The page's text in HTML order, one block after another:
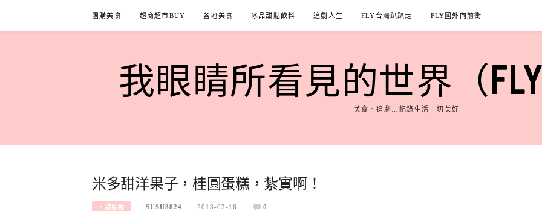
content
團購美食 超商超市BUY 各地美食 冰品甜點飲料 追劇人生 FLY台灣趴趴走 FLY國外向前衝
我眼睛所看見的世界（
美食、追劇…紀錄生活一切美好
米多甜洋果子，桂圓蛋糕，紮實啊！
‧甜點類 SUSU8824 2013-02-16 0